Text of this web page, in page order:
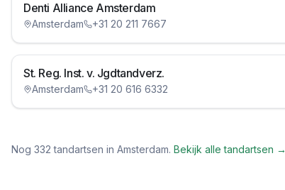
Denti Alliance Amsterdam
Amsterdam +31 20 211 7667
St. Reg. Inst. v. Jgdtandverz.
Amsterdam +31 20 616 6332
Nog 332 tandartsen in Amsterdam. Bekijk alle tandartsen →